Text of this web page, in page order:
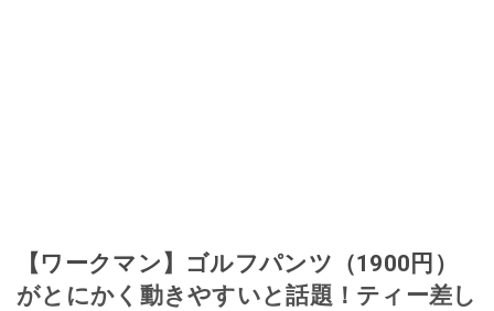
【ワークマン】ゴルフパンツ（1900円）
がとにかく動きやすいと話題！ティー差し